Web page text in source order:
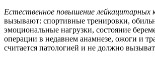
Естественное повышение лейкацитарных
вызывают: спортивные тренировки,
эмоциональные нагрузки, состояние
операции в недавнем анамнезе, ожоги и
считается патологией и не должно